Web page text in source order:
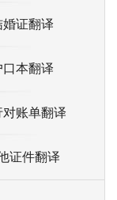
婚证翻译
口本翻译
对账单翻译
证件翻译